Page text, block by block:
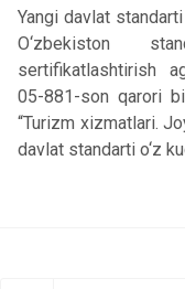
Yangi davlat
O‘zbekiston
sertifikatlashtirish
05-881-son qarori
“Turizm xizmatlari.
davlat standarti o‘z